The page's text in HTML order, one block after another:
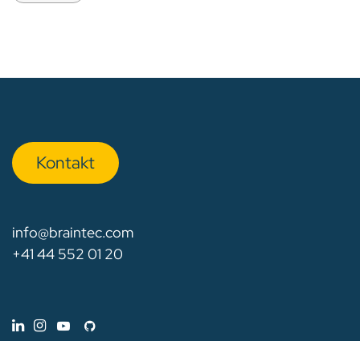
Kon​​​​​​ta​​kt
info@braintec.com
+41 44 552 01 20